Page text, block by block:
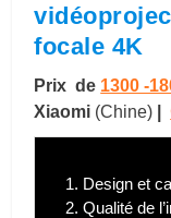
focale 4K
Prix de 1300 -
Xiaomi (Chine)
1. Design et
2. Qualité de